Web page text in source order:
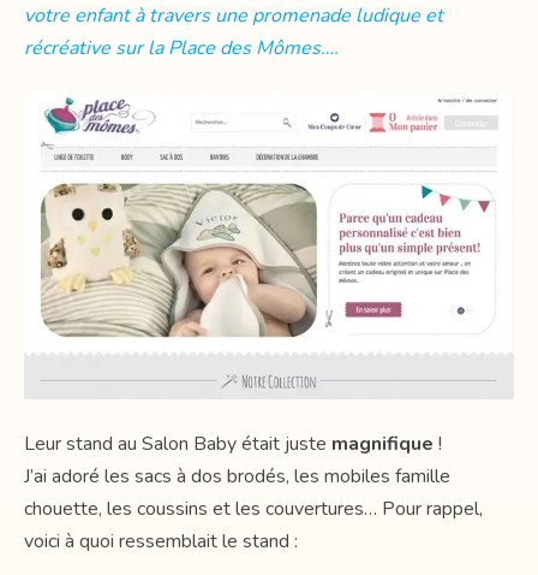
votre enfant à travers une promenade ludique et
récréative sur la Place des Mômes….
Leur stand au Salon Baby était juste magnifique !
J’ai adoré les sacs à dos brodés, les mobiles famille
chouette, les coussins et les couvertures… Pour rappel,
voici à quoi ressemblait le stand :